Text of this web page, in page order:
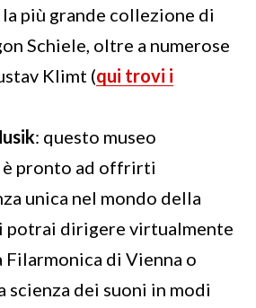
più grande collezione di
Schiele, oltre a numerose
Klimt (qui trovi i
: questo museo
pronto ad offrirti
unica nel mondo della
potrai dirigere virtualmente
Filarmonica di Vienna o
scienza dei suoni in modi